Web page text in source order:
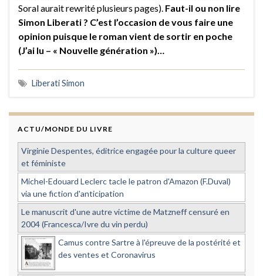
Soral aurait rewrité plusieurs pages). Faut-il ou non lire
Simon Liberati ? C’est l’occasion de vous faire une
opinion puisque le roman vient de sortir en poche
(J’ai lu – « Nouvelle génération »)…
Liberati Simon
ACTU/MONDE DU LIVRE
Virginie Despentes, éditrice engagée pour la culture queer
et féministe
Michel-Edouard Leclerc tacle le patron d'Amazon (F.Duval)
via une fiction d'anticipation
Le manuscrit d'une autre victime de Matzneff censuré en
2004 (Francesca/Ivre du vin perdu)
Camus contre Sartre à l'épreuve de la postérité et
des ventes et Coronavirus